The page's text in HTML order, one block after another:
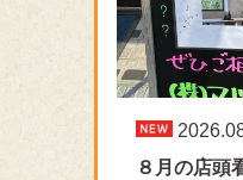
８月の店頭